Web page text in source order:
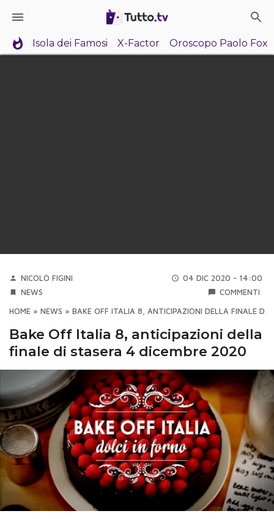
Isola dei Famosi X-Factor Oroscopo Paolo Fox
NICOLÒ FIGINI
04 DIC 2020 - 14:00
NEWS
COMMENTI
HOME » NEWS » BAKE OFF ITALIA 8, ANTICIPAZIONI DELLA FINALE DI
Bake Off Italia 8, anticipazioni della
finale di stasera 4 dicembre 2020